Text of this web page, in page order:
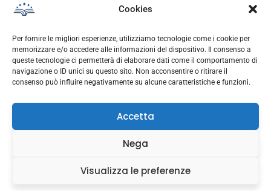
Cookies
Per fornire le migliori esperienze, utilizziamo tecnologie come i cookie per
memorizzare e/o accedere alle informazioni del dispositivo. Il consenso a
queste tecnologie ci permetterà di elaborare dati come il comportamento di
navigazione o ID unici su questo sito. Non acconsentire o ritirare il
consenso può influire negativamente su alcune caratteristiche e funzioni.
Accetta
Nega
Visualizza le preferenze
Naviga
Privacy Policy